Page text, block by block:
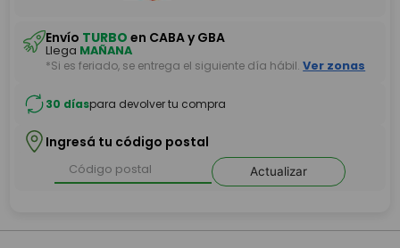
Envío TURBO en CABA y GBA
Llega MAÑANA
*Si es feriado, se entrega el siguiente día hábil. Ver zonas
30 díaspara devolver tu compra
Ingresá tu código postal
Actualizar